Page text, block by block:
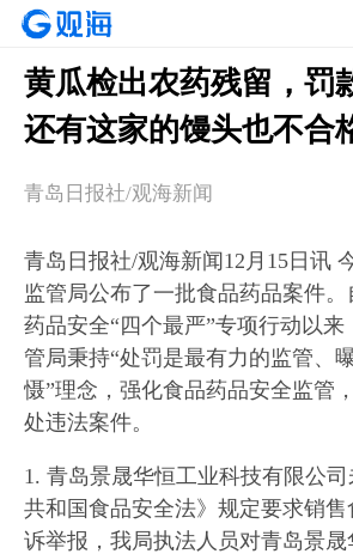
黄瓜检出农药残留，罚
还有这家的馒头也不合
青岛日报社/观海新闻
青岛日报社/观海新闻12月15日讯
监管局公布了一批食品药品案件
药品安全“四个最严”专项行动以来
管局秉持“处罚是最有力的监管、
慑”理念，强化食品药品安全监管
处违法案件。
1. 青岛景晟华恒工业科技有限公
共和国食品安全法》规定要求销
诉举报，我局执法人员对青岛景